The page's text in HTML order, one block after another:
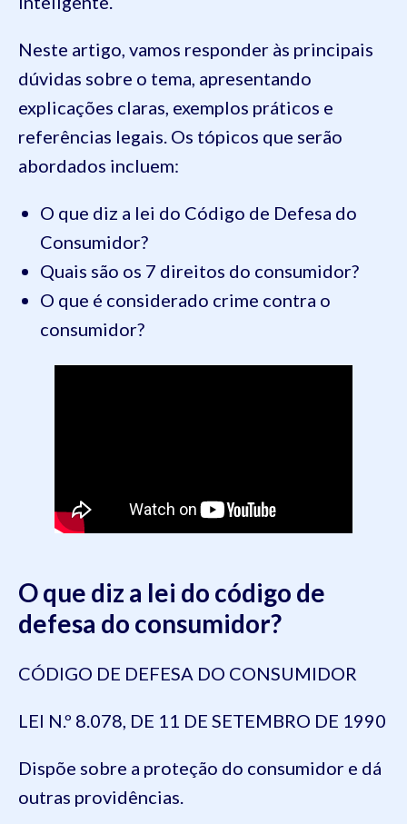
Neste artigo, vamos responder às principais
dúvidas sobre o tema, apresentando
explicações claras, exemplos práticos e
referências legais. Os tópicos que serão
abordados incluem:
O que diz a lei do Código de Defesa do
Consumidor?
Quais são os 7 direitos do consumidor?
O que é considerado crime contra o
consumidor?
O que diz a lei do código de
defesa do consumidor?
CÓDIGO DE DEFESA DO CONSUMIDOR
LEI N.º 8.078, DE 11 DE SETEMBRO DE 1990
Dispõe sobre a proteção do consumidor e dá
outras providências.